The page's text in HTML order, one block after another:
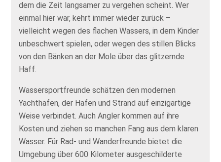
dem die Zeit langsamer zu vergehen scheint. Wer
einmal hier war, kehrt immer wieder zurück –
vielleicht wegen des flachen Wassers, in dem Kinder
unbeschwert spielen, oder wegen des stillen Blicks
von den Bänken an der Mole über das glitzernde
Haff.
Wassersportfreunde schätzen den modernen
Yachthafen, der Hafen und Strand auf einzigartige
Weise verbindet. Auch Angler kommen auf ihre
Kosten und ziehen so manchen Fang aus dem klaren
Wasser. Für Rad- und Wanderfreunde bietet die
Umgebung über 600 Kilometer ausgeschilderte